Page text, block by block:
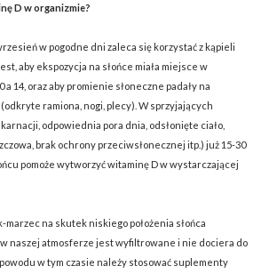
D w organizmie?
w pogodne dni zaleca się korzystać z kąpieli
aby ekspozycja na słońce miała miejsce w
a 14, oraz aby promienie słoneczne padały na
(odkryte ramiona, nogi, plecy). W sprzyjających
odpowiednia pora dnia, odsłonięte ciało,
brak ochrony przeciwsłonecznej itp.) już 15-30
pomoże wytworzyć witaminę D w wystarczającej
na skutek niskiego położenia słońca
naszej atmosferze jest wyfiltrowane i nie dociera do
w tym czasie należy stosować suplementy